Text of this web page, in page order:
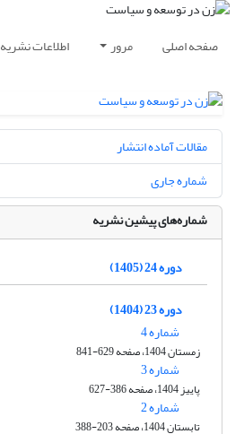
صفحه اصلی مرور اطلاعات نشریه
مقالات آماده انتشار
شماره جاری
شماره‌های پیشین نشریه
دوره 24 (1405)
دوره 23 (1404)
شماره 4
زمستان 1404، صفحه 629-841
شماره 3
پاییز 1404، صفحه 386-627
شماره 2
تابستان 1404، صفحه 203-388